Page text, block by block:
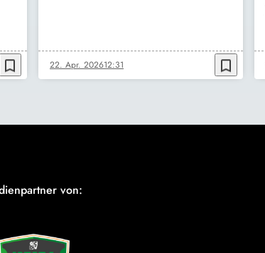
bookmark_border 22. Apr. 202612:31 bookmark_border
von: